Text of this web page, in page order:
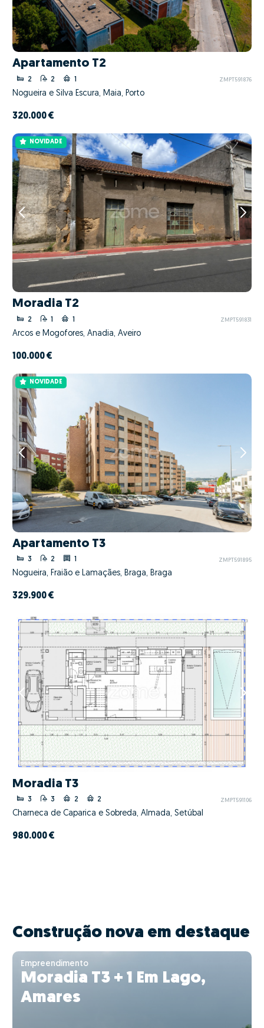
Apartamento T2
2 2 1 ZMPT591876
Nogueira e Silva Escura, Maia, Porto
320.000 €
NOVIDADE
Moradia T2
2 1 1 ZMPT591831
Arcos e Mogofores, Anadia, Aveiro
100.000 €
NOVIDADE
Apartamento T3
3 2 1 ZMPT591895
Nogueira, Fraião e Lamaçães, Braga, Braga
329.900 €
Moradia T3
3 3 2 2 ZMPT591106
Charneca de Caparica e Sobreda, Almada, Setúbal
980.000 €
Construção nova em destaque
Empreendimento
Moradia T3 + 1 Em Lago,
Amares